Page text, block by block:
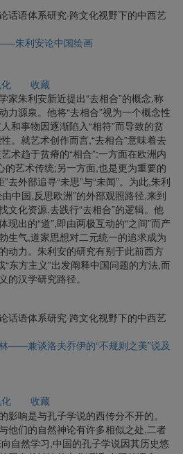
话语体系研究·跨文化视野下的中西艺
朱利安论中国绘画
收藏
家朱利安新近提出“去相合”的概念,称
力源泉。他将“去相合”视为一个概念性
和事物因逐渐陷入“相符”而导致的贫
。就艺术创作而言,“去相合”意味着去
术趋于贫瘠的“相合”:一方面在欧洲内
的艺术传统;另一方面,也是更为重要的
去外部追寻“未思”与“未闻”。为此,朱利
中国,反思欧洲”的外部观照路径,来到
文化资源,去践行“去相合”的逻辑。他
现出的“道”,即由两极互动的“之间”而产
生气,道家思想对二元统一的追求成为
动力。朱利安的研究有别于此前西方
“东方主义”出发阐释中国问题的方法,而
的汉学研究路径。
话语体系研究·跨文化视野下的中西艺
——兼谈洛夫乔伊的“不规则之美”说及
收藏
影响是与孔子学说的西传分不开的。
他们的自然神论有许多相似之处,二者
自然学习,中国的孔子学说因其历史悠